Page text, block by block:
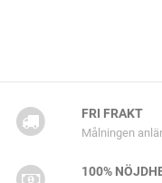
FRI FRAKT
Målningen
100%